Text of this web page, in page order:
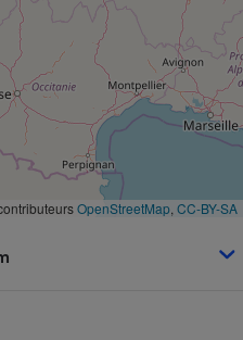
OpenStreetMap CC-BY-SA
Complément
alimentaire
Assurance emprunteur
Banque
Petit électroménager -
Matelas
Mutuelle